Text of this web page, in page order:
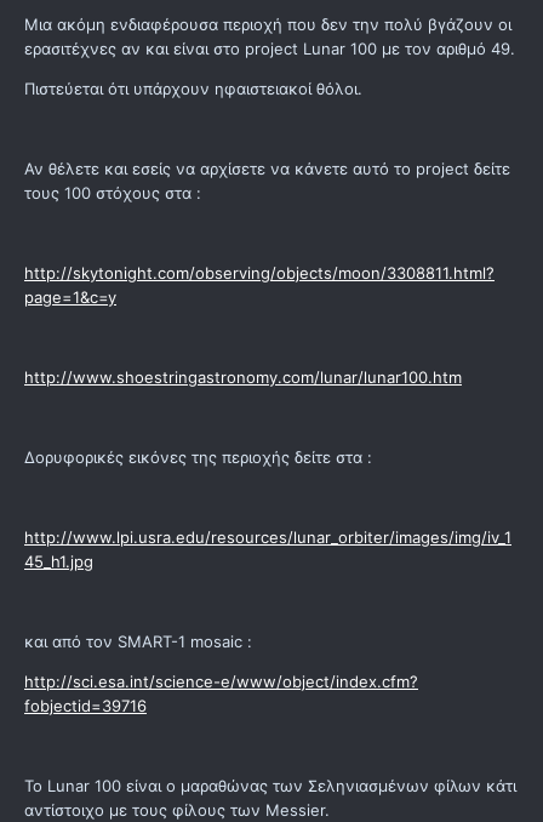
Μια ακόμη ενδιαφέρουσα περιοχή που δεν την πολύ βγάζουν οι
ερασιτέχνες αν και είναι στο project Lunar 100 με τον αριθμό 49.
Πιστεύεται ότι υπάρχουν ηφαιστειακοί θόλοι.
Αν θέλετε και εσείς να αρχίσετε να κάνετε αυτό το project δείτε
τους 100 στόχους στα :
http://skytonight.com/observing/objects/moon/3308811.html?
page=1&c=y
http://www.shoestringastronomy.com/lunar/lunar100.htm
Δορυφορικές εικόνες της περιοχής δείτε στα :
http://www.lpi.usra.edu/resources/lunar_orbiter/images/img/iv_1
45_h1.jpg
και από τον SMART-1 mosaic :
http://sci.esa.int/science-e/www/object/index.cfm?
fobjectid=39716
Το Lunar 100 είναι ο μαραθώνας των Σεληνιασμένων φίλων κάτι
αντίστοιχο με τους φίλους των Messier.